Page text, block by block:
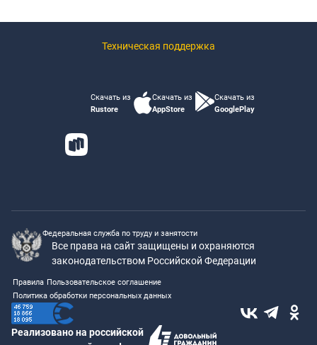
Техническая поддержка
Скачать из
Rustore
Скачать из
AppStore
Скачать из
GooglePlay
Федеральная служба по труду и занятости
Все права на сайт защищены и охраняются
законодательством Российской Федерации
Правила Пользовательское соглашение
Политика обработки персональных данных
Реализовано на российской